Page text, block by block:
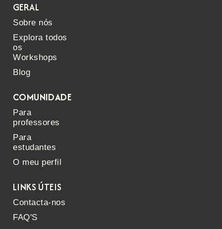
GERAL
Sobre nós
Explora todos
os
Workshops
Blog
COMUNIDADE
Para
professores
Para
estudantes
O meu perfil
LINKS ÚTEIS
Contacta-nos
FAQ'S